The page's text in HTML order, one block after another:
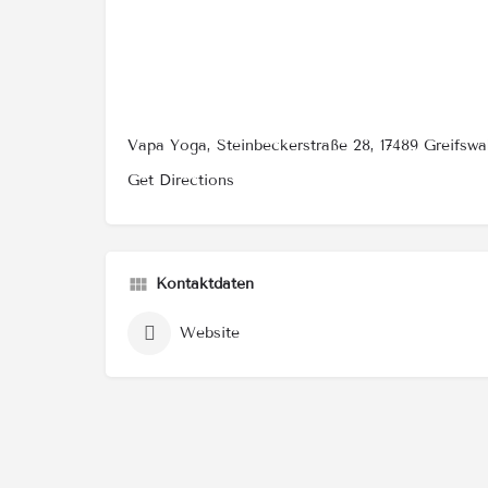
Vapa Yoga, Steinbeckerstraße 28, 17489
Get Directions
Kontaktdaten
Website